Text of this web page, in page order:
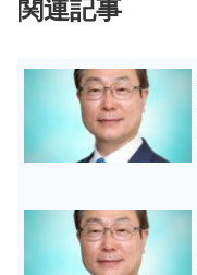
関連記事